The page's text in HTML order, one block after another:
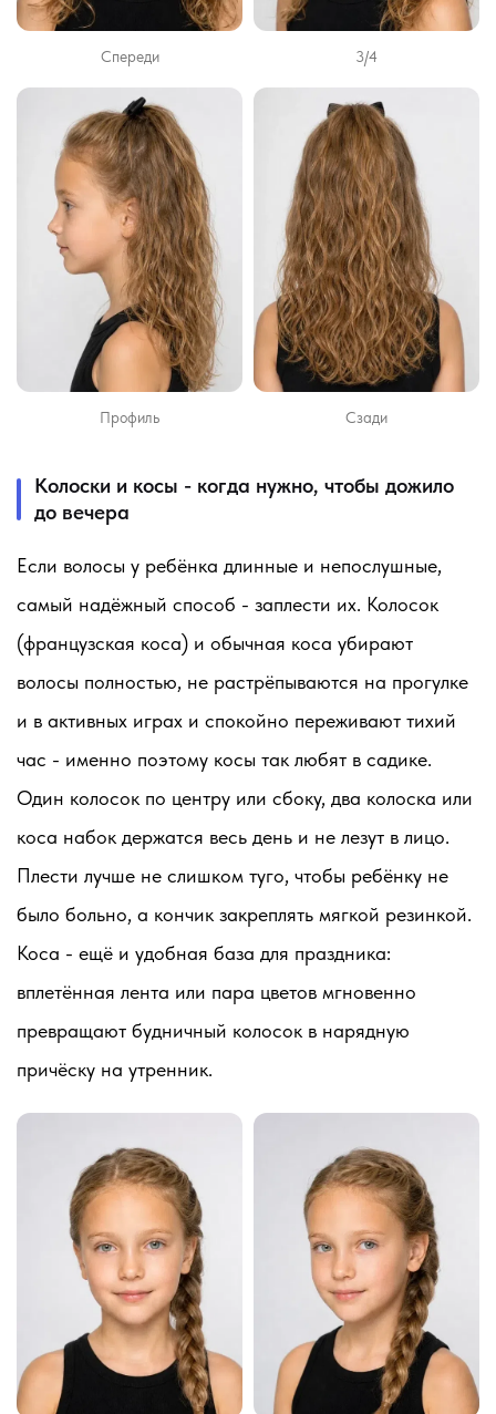
Спереди 3/4
Профиль Сзади
Колоски и косы - когда нужно, чтобы дожило
до вечера
Если волосы у ребёнка длинные и непослушные,
самый надёжный способ - заплести их. Колосок
(французская коса) и обычная коса убирают
волосы полностью, не растрёпываются на прогулке
и в активных играх и спокойно переживают тихий
час - именно поэтому косы так любят в садике.
Один колосок по центру или сбоку, два колоска или
коса набок держатся весь день и не лезут в лицо.
Плести лучше не слишком туго, чтобы ребёнку не
было больно, а кончик закреплять мягкой резинкой.
Коса - ещё и удобная база для праздника:
вплетённая лента или пара цветов мгновенно
превращают будничный колосок в нарядную
причёску на утренник.